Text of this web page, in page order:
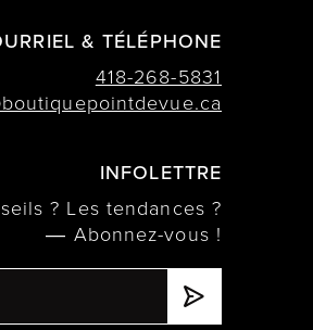
& TÉLÉPHONE
418-268-5831
INFOLETTRE
? Les tendances ?
― Abonnez-vous !